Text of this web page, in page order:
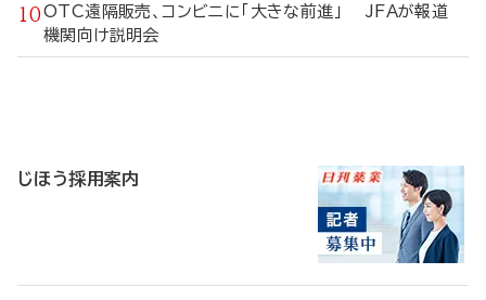
OTC遠隔販売、コンビニに「大きな前進」 JFAが報道
機関向け説明会
じほう採用案内